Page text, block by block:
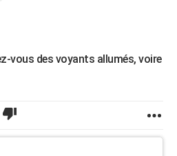
vous des voyants allumés, voire